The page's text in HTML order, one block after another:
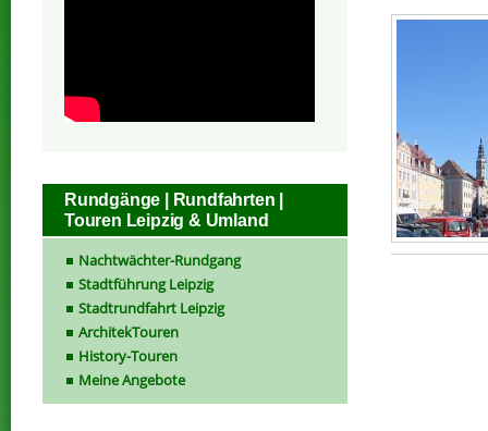
Rundgänge | Rundfahrten |
Touren Leipzig & Umland
Nachtwächter-Rundgang
Stadtführung Leipzig
Stadtrundfahrt Leipzig
ArchitekTouren
History-Touren
Meine Angebote